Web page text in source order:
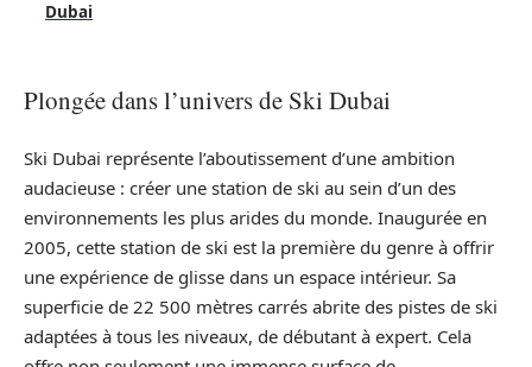
Dubai
Plongée dans l’univers de Ski Dubai
Ski Dubai représente l’aboutissement d’une ambition
audacieuse : créer une station de ski au sein d’un des
environnements les plus arides du monde. Inaugurée en
2005, cette station de ski est la première du genre à offrir
une expérience de glisse dans un espace intérieur. Sa
superficie de 22 500 mètres carrés abrite des pistes de ski
adaptées à tous les niveaux, de débutant à expert. Cela